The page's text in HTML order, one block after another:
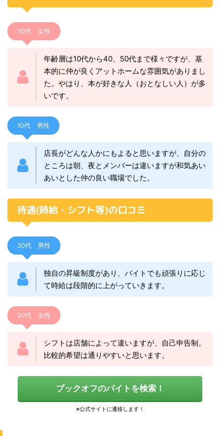
30代 女性
年齢層は10代から40、50代まで様々ですが、基
本的に仲が良くアットホームな雰囲気がありまし
た。やはり、本が好きな人（おとなしい人）が多
いです。
10代 男性
店長がどんな人かにもよると思いますが、自分の
ところは朝、夜とメンバーは違いますが和気あい
あいとした仲の良い職場でした。
待遇(時給・シフト等)の口コミ
30代 男性
独自の昇級制度があり、バイトでも頑張りに応じ
て時給は段階的に上がっていきます。
20代 女性
シフトは店舗によって違いますが、自己申告制。
比較的希望は通りやすいと思います。
ブックオフのバイトを検索！